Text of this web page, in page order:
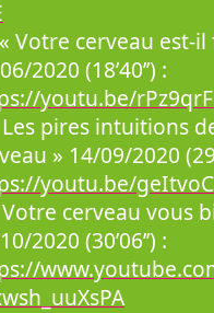
Votre cerveau est-il
2020 (18’40’’) :
youtu.be/
pires intuitions
» 14/09/2020
youtu.be/
cerveau vous
2020 (30’06’’) :